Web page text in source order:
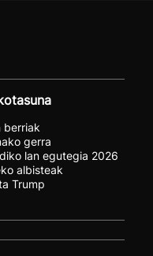
berriak
gerra
lan egutegia 2026
albisteak
Trump